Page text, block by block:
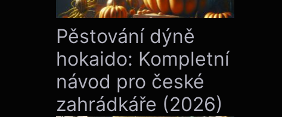
Pěstování dýně
hokaido: Kompletní
návod pro české
zahrádkáře (2026)